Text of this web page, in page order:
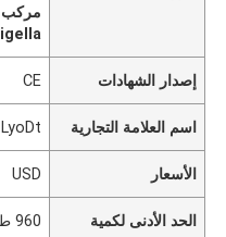
igella
إصدار الشهادات CE
اسم العلامة التجارية LyoDt
الأسعار USD
الحد الأدنى لكمية 960 طن